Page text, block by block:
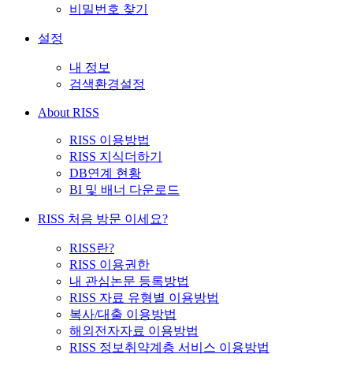
비밀번호 찾기
설정
내 정보
검색환경설정
About RISS
RISS 이용방법
RISS 지식더하기
DB연계 현황
BI 및 배너 다운로드
RISS 처음 방문 이세요?
RISS란?
RISS 이용권한
내 관심논문 등록방법
RISS 자료 유형별 이용방법
복사/대출 이용방법
해외전자자료 이용방법
RISS 정보취약계층 서비스 이용방법